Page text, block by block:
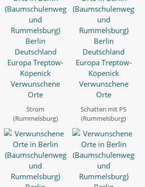
Strom
(Rummelsburg)
Schatten mit PS
(Rummelsburg)